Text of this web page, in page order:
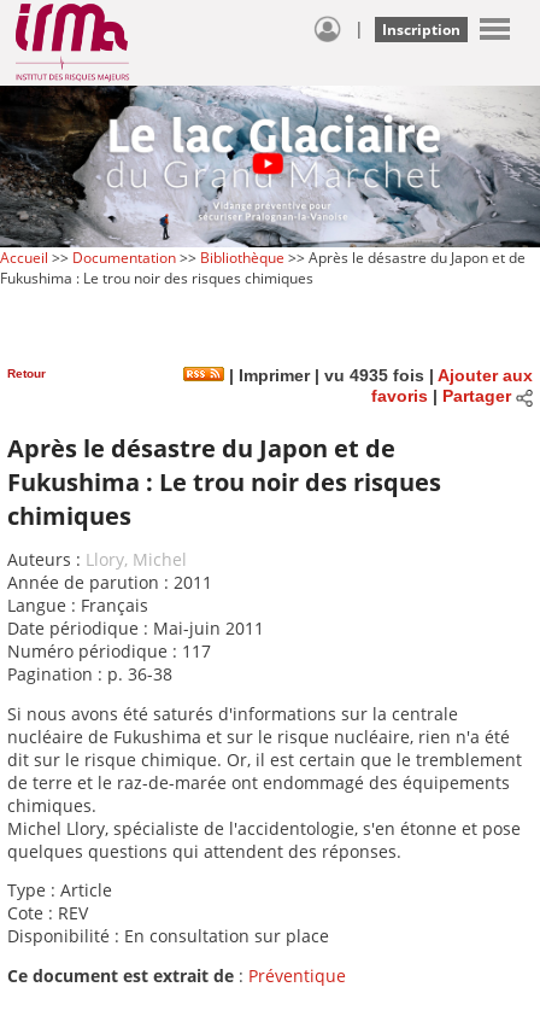
| Inscription
Accueil >> Documentation>> Bibliothèque >> Après le désastre du Japon et de
Fukushima : Le trou noir des risques chimiques
Retour | Imprimer| vu 4935 fois | Ajouter aux
favoris| Partager
Après le désastre du Japon et de
Fukushima : Le trou noir des risques
chimiques
Auteurs : Llory, Michel
Année de parution : 2011
Langue : Français
Date périodique : Mai-juin 2011
Numéro périodique : 117
Pagination : p. 36-38
Si nous avons été saturés d'informations sur la centrale
nucléaire de Fukushima et sur le risque nucléaire, rien n'a été
dit sur le risque chimique. Or, il est certain que le tremblement
de terre et le raz-de-marée ont endommagé des équipements
chimiques.
Michel Llory, spécialiste de l'accidentologie, s'en étonne et pose
quelques questions qui attendent des réponses.
Type : Article
Cote : REV
Disponibilité : En consultation sur place
Ce document est extrait de : Préventique